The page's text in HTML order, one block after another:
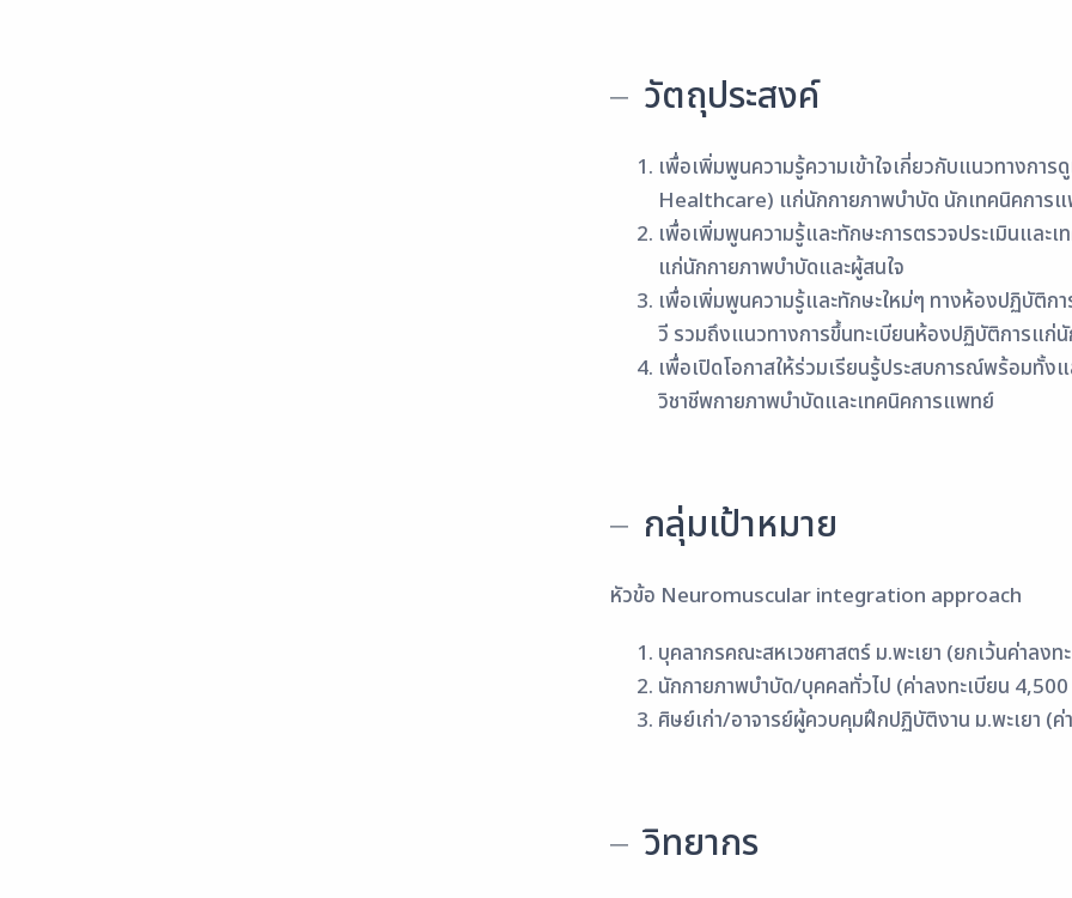
วัตถุประสงค์
เพื่อเพิ่มพูนความรู้ความเข้าใจเกี่ยวกับแนวทางก
Healthcare) แก่นักกายภาพบำบัด นักเทคนิคการ
เพื่อเพิ่มพูนความรู้และทักษะการตรวจประเมินแ
แก่นักกายภาพบำบัดและผู้สนใจ
เพื่อเพิ่มพูนความรู้และทักษะใหม่ๆ ทางห้องปฏิบัติก
วี รวมถึงแนวทางการขึ้นทะเบียนห้องปฏิบัติการแก่
เพื่อเปิดโอกาสให้ร่วมเรียนรู้ประสบการณ์พร้อมทั้ง
วิชาชีพกายภาพบำบัดและเทคนิคการแพทย์
กลุ่มเป้าหมาย
หัวข้อ Neuromuscular integration approach
บุคลากรคณะสหเวชศาสตร์ ม.พะเยา (ยกเว้นค่าลงท
นักกายภาพบำบัด/บุคคลทั่วไป (ค่าลงทะเบียน
ศิษย์เก่า/อาจารย์ผู้ควบคุมฝึกปฏิบัติงาน ม.พะเยา (ค่
วิทยากร